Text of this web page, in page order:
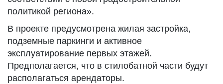
политикой региона».
В проекте предусмотрена жилая застройка,
подземные паркинги и активное
эксплуатирование первых этажей.
Предполагается, что в стилобатной части будут
располагаться арендаторы.